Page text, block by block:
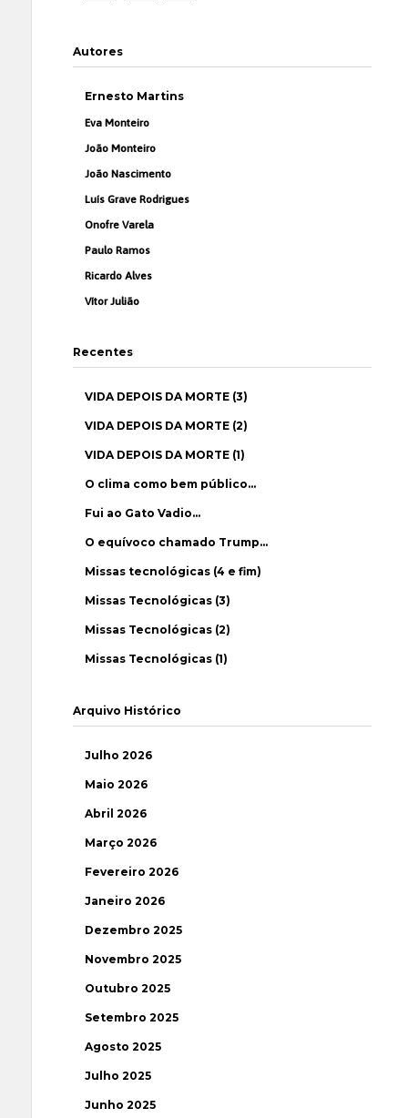
Autores
Ernesto Martins
Eva Monteiro
João Monteiro
João Nascimento
Luís Grave Rodrigues
Onofre Varela
Paulo Ramos
Ricardo Alves
Vítor Julião
Recentes
VIDA DEPOIS DA MORTE (3)
VIDA DEPOIS DA MORTE (2)
VIDA DEPOIS DA MORTE (1)
O clima como bem público…
Fui ao Gato Vadio…
O equívoco chamado Trump…
Missas tecnológicas (4 e fim)
Missas Tecnológicas (3)
Missas Tecnológicas (2)
Missas Tecnológicas (1)
Arquivo Histórico
Julho 2026
Maio 2026
Abril 2026
Março 2026
Fevereiro 2026
Janeiro 2026
Dezembro 2025
Novembro 2025
Outubro 2025
Setembro 2025
Agosto 2025
Julho 2025
Junho 2025